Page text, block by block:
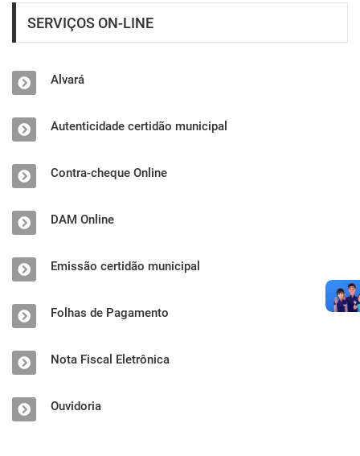
SERVIÇOS ON-LINE
Alvará
Autenticidade certidão municipal
Contra-cheque Online
DAM Online
Emissão certidão municipal
Folhas de Pagamento
Nota Fiscal Eletrônica
Ouvidoria